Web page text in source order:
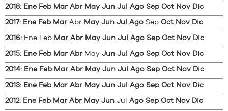
2018: Ene Feb Mar Abr May Jun Jul Ago Sep Oct Nov Dic
2017: Ene Feb Mar Abr May Jun Jul Ago Sep Oct Nov Dic
2016: Ene Feb Mar Abr May Jun Jul Ago Sep Oct Nov Dic
2015: Ene Feb Mar Abr May Jun Jul Ago Sep Oct Nov Dic
2014: Ene Feb Mar Abr May Jun Jul Ago Sep Oct Nov Dic
2013: Ene Feb Mar Abr May Jun Jul Ago Sep Oct Nov Dic
2012: Ene Feb Mar Abr May Jun Jul Ago Sep Oct Nov Dic